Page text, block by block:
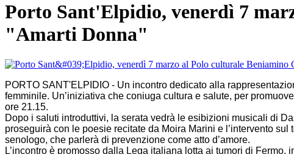
Porto Sant'Elpidio, venerdì 7
"Amarti Donna"
PORTO SANT'ELPIDIO - Un incontro dedicato alla
femminile. Un’iniziativa che coniuga cultura e salute, per
ore 21.15.
Dopo i saluti introduttivi, la serata vedrà le esibizioni musicali di
proseguirà con le poesie recitate da Moira Marini e l’intervento
senologo, che parlerà di prevenzione come atto d’amore.
L’incontro è promosso dalla Lega italiana lotta ai tumori di